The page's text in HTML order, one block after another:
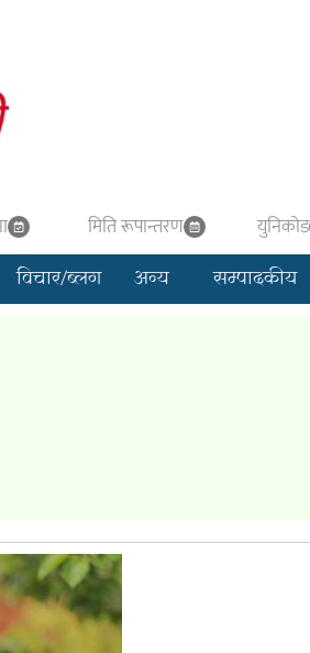
मिति रूपान्तरण युनिकाेड
विचार/ब्लग अन्य सम्पादकीय